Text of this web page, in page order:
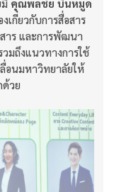
มี คุณพลชัย บินหมูด
เกี่ยวกับการสื่อสาร
าร และการพัฒนา
มถึงแนวทางการใช้
อนมหาวิทยาลัยให้
วย